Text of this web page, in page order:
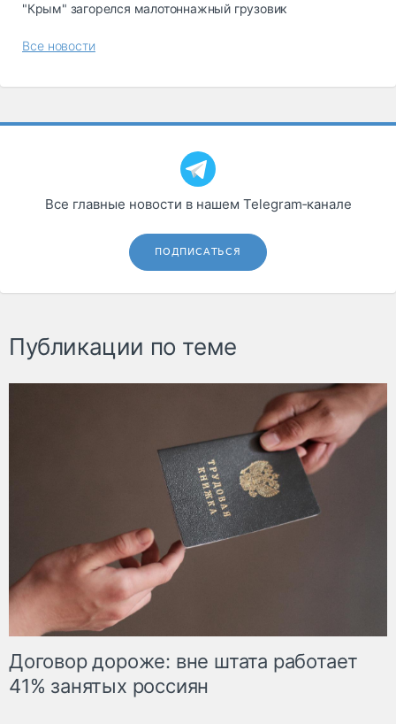
"Крым" загорелся малотоннажный грузовик
Все новости
Все главные новости в нашем Telegram‑канале
ПОДПИСАТЬСЯ
Публикации по теме
Договор дороже: вне штата работает
41% занятых россиян